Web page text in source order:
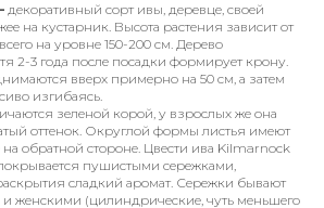
декоративный сорт ивы, деревце, своей
на кустарник. Высота растения зависит от
на уровне 150-200 см. Дерево
2-3 года после посадки формирует крону.
вверх примерно на 50 см, а затем
изгибаясь.
зеленой корой, у взрослых же она
оттенок. Округлой формы листья имеют
обратной стороне. Цвести ива Kilmarnock
пушистыми сережками,
сладкий аромат. Сережки бывают
женскими (цилиндрические, чуть меньшего